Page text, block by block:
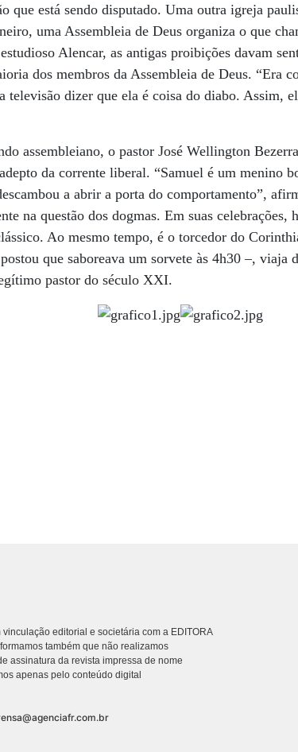
que está sendo disputado. Uma outra igreja
uma Assembleia de Deus organiza o que
Alencar, as antigas proibições davam
dos membros da Assembleia de Deus. “Era
televisão dizer que ela é coisa do diabo. Assim,
assembleiano, o pastor José Wellington
da corrente liberal. “Samuel é um menino
a abrir a porta do comportamento”,
na questão dos dogmas. Em suas
Ao mesmo tempo, é o torcedor do
que saboreava um sorvete às 4h30 –, viaja
pastor do século XXI.
editorial e societária com a EDITORA
também que não realizamos
assinatura da revista impressa de nome
apenas pelo conteúdo digital